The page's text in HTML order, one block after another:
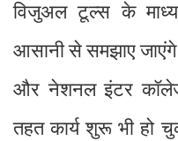
विजुअल टूल्स के
आसानी से समझाए
और नेशनल इंटर
तहत कार्य शुरू भी हो